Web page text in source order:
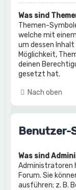
Was sind
Themen-
welche mit
um dessen Inhalt
Möglichkeit,
deinen
gesetzt hat.
Nach oben
Benutzer-
Was sind
Administratoren
Forum. Sie
ausführen; z. B.